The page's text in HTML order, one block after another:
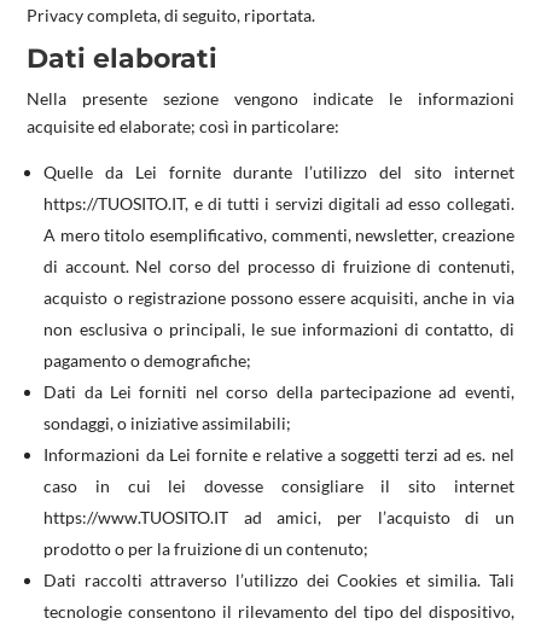
Privacy completa, di seguito, riportata.
Dati elaborati
Nella presente sezione vengono indicate le informazioni
acquisite ed elaborate; così in particolare:
Quelle da Lei fornite durante l’utilizzo del sito internet
https://TUOSITO.IT, e di tutti i servizi digitali ad esso collegati.
A mero titolo esemplificativo, commenti, newsletter, creazione
di account. Nel corso del processo di fruizione di contenuti,
acquisto o registrazione possono essere acquisiti, anche in via
non esclusiva o principali, le sue informazioni di contatto, di
pagamento o demografiche;
Dati da Lei forniti nel corso della partecipazione ad eventi,
sondaggi, o iniziative assimilabili;
Informazioni da Lei fornite e relative a soggetti terzi ad es. nel
caso in cui lei dovesse consigliare il sito internet
https://www.TUOSITO.IT ad amici, per l’acquisto di un
prodotto o per la fruizione di un contenuto;
Dati raccolti attraverso l’utilizzo dei Cookies et similia. Tali
tecnologie consentono il rilevamento del tipo del dispositivo,